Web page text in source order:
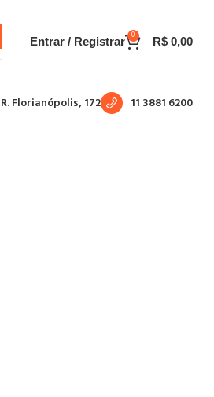
Entrar / Registrar 0 R$ 0,00
R. Florianópolis, 172 11 3881 6200